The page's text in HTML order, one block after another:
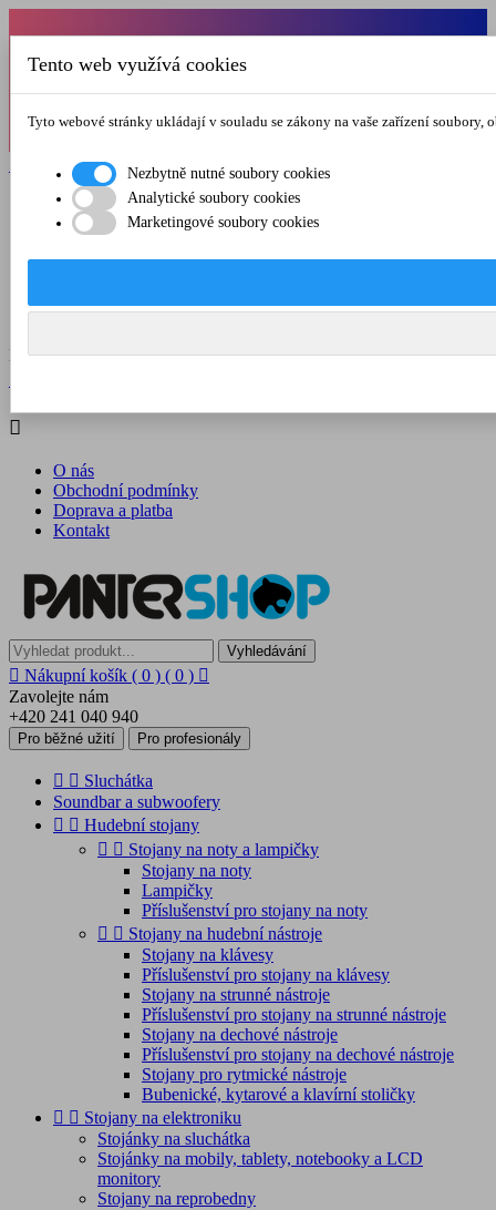
Od 1.7.-31.8.2026 budeme mít v pátek
zkrácenou provozní dobu do 12.00 hod. Přejeme
Registrovat  Přihlásit se
O nás
Kontakt
Menu  

O nás
Obchodní podmínky
Doprava a platba
Kontakt
Vyhledávání
 Nákupní košík ( 0 ) ( 0 ) 
Zavolejte nám
+420 241 040 940
Pro běžné užití Pro profesionály
  Sluchátka
Soundbar a subwoofery
  Hudební stojany
  Stojany na noty a lampičky
Stojany na noty
Lampičky
Příslušenství pro stojany na noty
  Stojany na hudební nástroje
Stojany na klávesy
Příslušenství pro stojany na klávesy
Stojany na strunné nástroje
Příslušenství pro stojany na strunné nástroje
Stojany na dechové nástroje
Příslušenství pro stojany na dechové nástroje
Stojany pro rytmické nástroje
Bubenické, kytarové a klavírní stoličky
  Stojany na elektroniku
Stojánky na sluchátka
Stojánky na mobily, tablety, notebooky a LCD
monitory
Stojany na reprobedny
Tento web využívá cookies
Tyto webové stránky ukládají v souladu se zákony na vaše zařízení
Nezbytně nutné soubory cookies
Analytické soubory cookies
Marketingové soubory cookies